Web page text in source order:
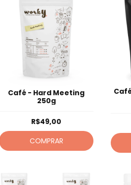
Café - Hard Meeting
250g
R$49,00
COMPRAR